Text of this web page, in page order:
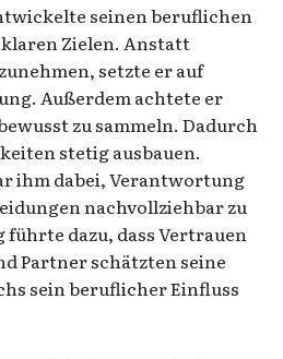
seinen beruflichen
Zielen. Anstatt
setzte er auf
Außerdem achtete er
zu sammeln. Dadurch
stetig ausbauen.
ihm dabei, Verantwortung
nachvollziehbar zu
dazu, dass Vertrauen
Partner schätzten seine
sein beruflicher Einfluss